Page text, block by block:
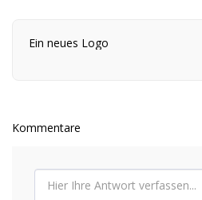
Ein neues Logo
Kommentare